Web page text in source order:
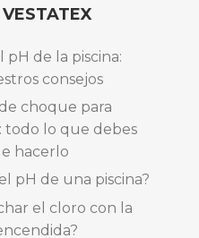
pH de la piscina:
consejos
choque para
todo lo que debes
hacerlo
pH de una piscina?
el cloro con la